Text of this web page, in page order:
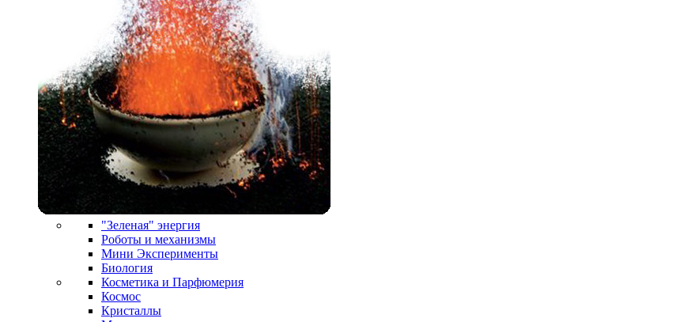
"Зеленая" энергия
Роботы и механизмы
Мини Эксперименты
Биология
Косметика и Парфюмерия
Космос
Кристаллы